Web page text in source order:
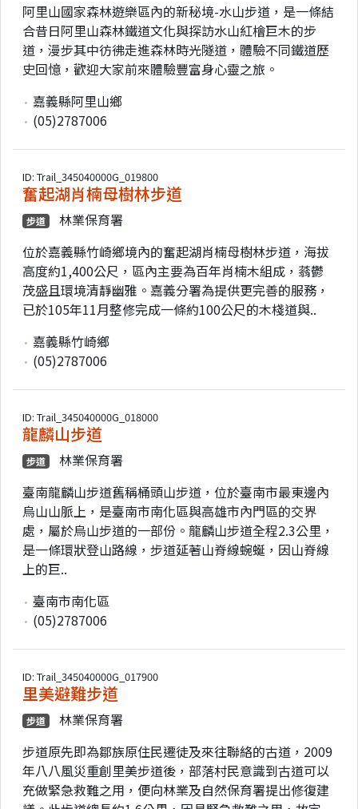
阿里山國家森林遊樂區內的新秘境-水山步道，是一條結
合昔日阿里山森林鐵道文化與探訪水山紅檜巨木的步
道，漫步其中彷彿走進森林時光隧道，體驗不同鐵道歷
史回憶，歡迎大家前來體驗豐富身心靈之旅。
嘉義縣阿里山鄉
(05)2787006
ID: Trail_345040000G_019800
奮起湖肖楠母樹林步道
步道
林業保育署
位於嘉義縣竹崎鄉境內的奮起湖肖楠母樹林步道，海拔
高度約1,400公尺，區內主要為百年肖楠木組成，蓊鬱
茂盛且環境清靜幽雅。嘉義分署為提供更完善的服務，
已於105年11月整修完成一條約100公尺的木棧道與..
嘉義縣竹崎鄉
(05)2787006
ID: Trail_345040000G_018000
龍麟山步道
步道
林業保育署
臺南龍麟山步道舊稱桶頭山步道，位於臺南市最東邊內
烏山山脈上，是臺南市南化區與高雄市內門區的交界
處，屬於烏山步道的一部份。龍麟山步道全程2.3公里，
是一條環狀登山路線，步道延著山脊線蜿蜒，因山脊線
上的巨..
臺南市南化區
(05)2787006
ID: Trail_345040000G_017900
里美避難步道
步道
林業保育署
步道原先即為鄒族原住民遷徒及來往聯絡的古道，2009
年八八風災重創里美步道後，部落村民意識到古道可以
充做緊急救難之用，便向林業及自然保育署提出修復建